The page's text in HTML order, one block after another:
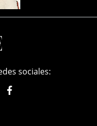
sociales:
ellemexico